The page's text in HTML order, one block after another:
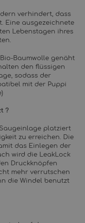
verhindert, dass
Eine ausgezeichnete
Lebenstagen ihres
Baumwolle genäht
den flüssigen
sodass der
mit der Puppi
?
platziert
zu erreichen. Die
das Einlegen der
wird die LeakLock
Druckknöpfen
mehr verrutschen
die Windel benutzt